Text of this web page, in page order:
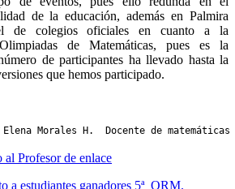
de la educación, además en Palmira
de colegios oficiales en cuanto a la
de Matemáticas, pues es la
de participantes ha llevado hasta la
que hemos participado.
Morales H.  Docente de matemáticas
al Profesor de enlace
a estudiantes ganadores 5ª ORM.